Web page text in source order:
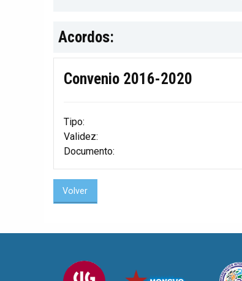
Acordos:
Convenio 2016-2020
Tipo:
Validez:
Documento:
Volver